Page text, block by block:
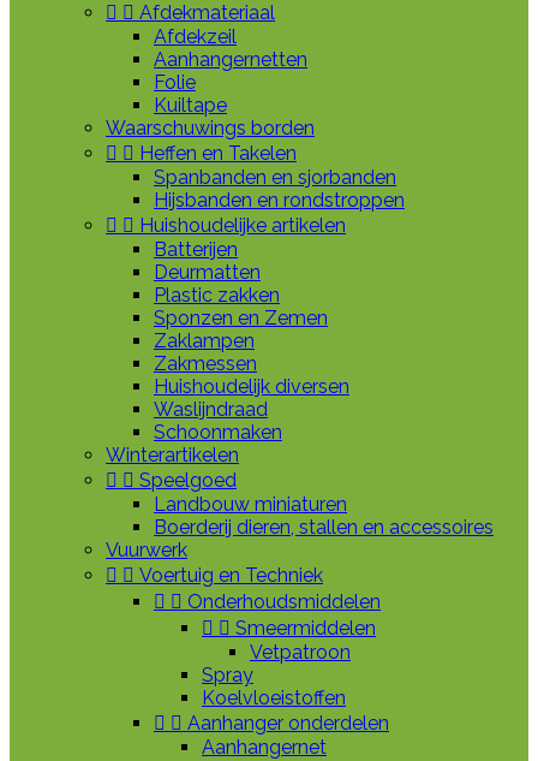
  Afdekmateriaal
Afdekzeil
Aanhangernetten
Folie
Kuiltape
Waarschuwings borden
  Heffen en Takelen
Spanbanden en sjorbanden
Hijsbanden en rondstroppen
  Huishoudelijke artikelen
Batterijen
Deurmatten
Plastic zakken
Sponzen en Zemen
Zaklampen
Zakmessen
Huishoudelijk diversen
Waslijndraad
Schoonmaken
Winterartikelen
  Speelgoed
Landbouw miniaturen
Boerderij dieren, stallen en accessoires
Vuurwerk
  Voertuig en Techniek
  Onderhoudsmiddelen
  Smeermiddelen
Vetpatroon
Spray
Koelvloeistoffen
  Aanhanger onderdelen
Aanhangernet